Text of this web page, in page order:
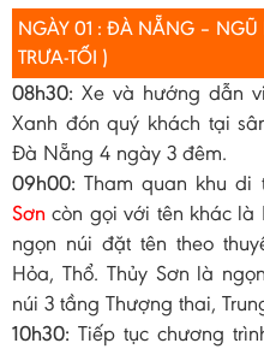
NGÀY 01 : ĐÀ NẴNG –
TRƯA-TỐI )
08h30: Xe và hướng dẫn
Xanh đón quý khách tại
Đà Nẵng 4 ngày 3 đêm.
09h00: Tham quan khu di
Sơn còn gọi với tên khác là
ngọn núi đặt tên theo
Hỏa, Thổ. Thủy Sơn là
núi 3 tầng Thượng thai,
10h30: Tiếp tục chương